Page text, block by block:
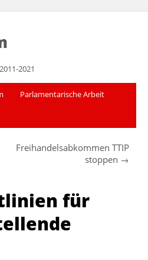
2021
Parlamentarische Arbeit
Freihandelsabkommen TTIP
stoppen →
für